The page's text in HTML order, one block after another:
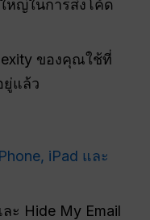
หญ่ในการส่งโค้ด
ของคุณใช้ที่
ยู่แล้ว
iPad และ
ะ Hide My Email